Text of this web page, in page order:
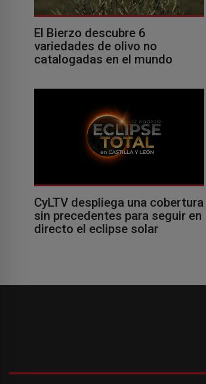
El Bierzo descubre 6
variedades de olivo no
catalogadas en el mundo
CyLTV despliega una cobertura
sin precedentes para seguir en
directo el eclipse solar